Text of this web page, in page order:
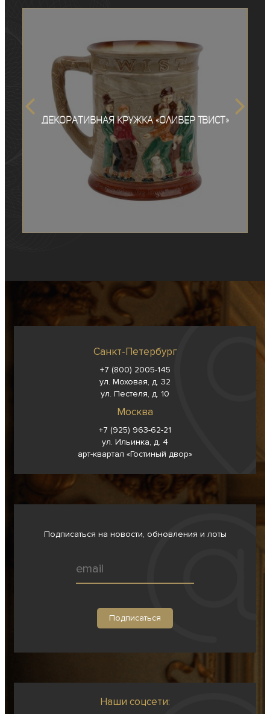
Декоративная кружка «Оливер Твист»
Санкт-Петербург
+7 (800) 2005-145
ул. Моховая, д. 32
ул. Пестеля, д. 10
Москва
+7 (925) 963-62-21
ул. Ильинка, д. 4
арт-квартал «Гостиный двор»
Подписаться на новости, обновления и лоты
Наши соцсети: